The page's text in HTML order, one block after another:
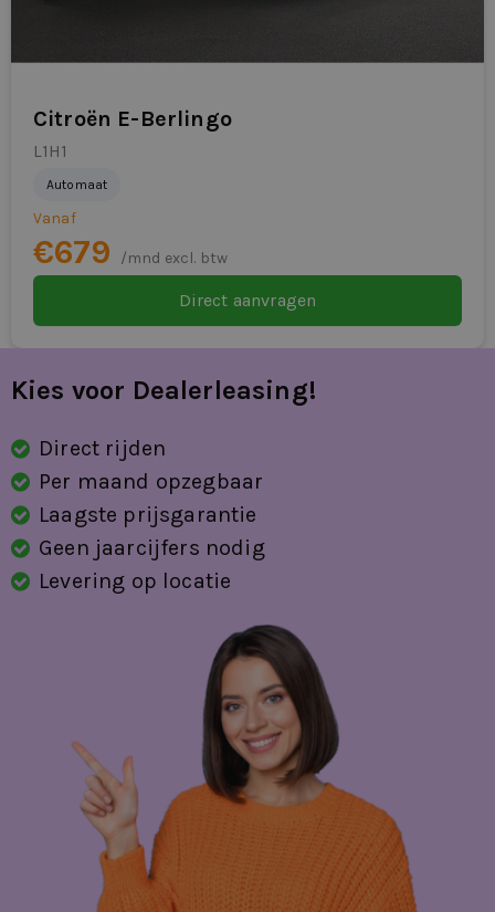
Citroën E-Berlingo
L1H1
Automaat
Vanaf
€679 /mnd excl. btw
Direct aanvragen
Kies voor Dealerleasing!
Direct rijden
Per maand opzegbaar
Laagste prijsgarantie
Geen jaarcijfers nodig
Levering op locatie